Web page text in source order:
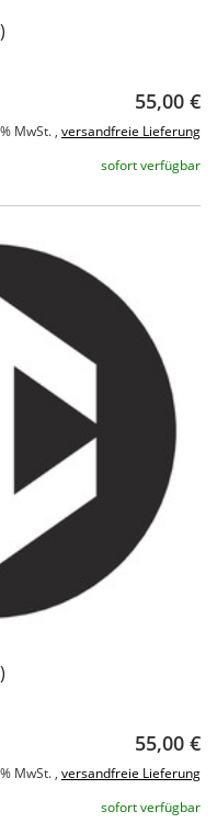
55,00 €
MwSt. , versandfreie Lieferung
sofort verfügbar
55,00 €
MwSt. , versandfreie Lieferung
sofort verfügbar